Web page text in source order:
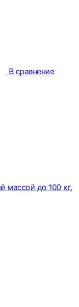
В сравнение
массой до 100 кг,